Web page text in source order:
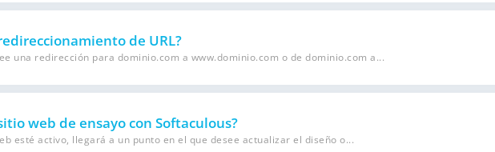
de URL?
una redirección para dominio.com a www.dominio.com o de dominio.com a...
web de ensayo con Softaculous?
esté activo, llegará a un punto en el que desee actualizar el diseño o...